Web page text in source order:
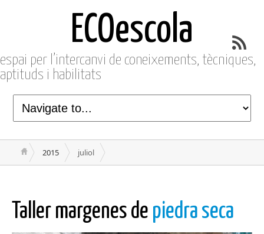
ECOescola
espai per l’intercanvi de coneixements, tècniques,
aptituds i habilitats
2015 juliol
Taller margenes de piedra seca